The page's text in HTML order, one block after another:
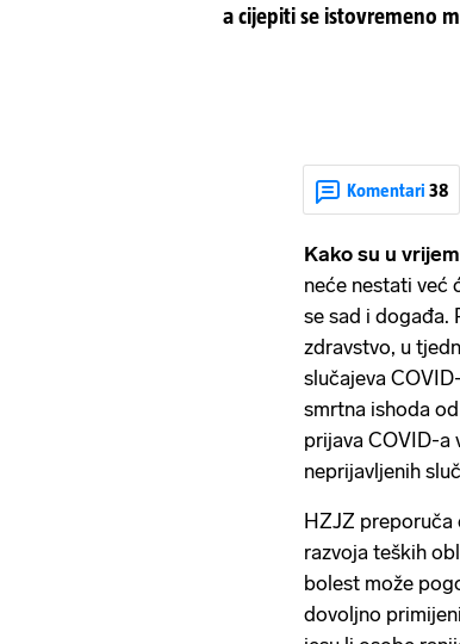
a cijepiti se istovremeno
Komentari 38
Kako su u
neće nestati već
se sad i događa.
zdravstvo, u
slučajeva
smrtna ishoda
prijava COVID-a
neprijavljenih
HZJZ preporuča
razvoja teških
bolest može
dovoljno